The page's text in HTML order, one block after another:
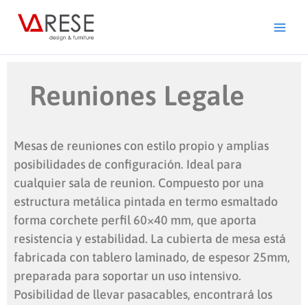
Reuniones Legale
Mesas de reuniones con estilo propio y amplias
posibilidades de configuración. Ideal para
cualquier sala de reunion. Compuesto por una
estructura metálica pintada en termo esmaltado
forma corchete perfil 60×40 mm, que aporta
resistencia y estabilidad. La cubierta de mesa está
fabricada con tablero laminado, de espesor 25mm,
preparada para soportar un uso intensivo.
Posibilidad de llevar pasacables, encontrará los